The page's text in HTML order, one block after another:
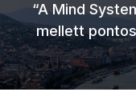
“A Mind
mellett